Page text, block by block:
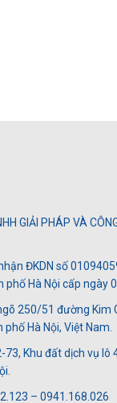
GIẢI PHÁP VÀ
ĐKDN số
phố Hà Nội cấp ngày
250/51 đường Kim
phố Hà Nội, Việt Nam.
73, Khu đất dịch vụ lô
– 0941.168.026